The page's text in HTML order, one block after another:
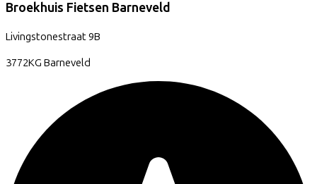
Broekhuis Fietsen Barneveld
Livingstonestraat9B
3772KG Barneveld